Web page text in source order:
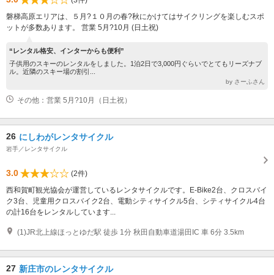
磐梯高原エリアは、５月?１０月の春?秋にかけてはサイクリングを楽しむスポ
ットが多数あります。 営業 5月?10月 (日土祝)
“レンタル格安、インターからも便利”
子供用のスキーのレンタルをしました。1泊2日で3,000円ぐらいでとてもリーズナブ
ル。近隣のスキー場の割引...
by さーふさん
その他：営業 5月?10月（日土祝）
26 にしわがレンタサイクル
岩手／レンタサイクル
3.0
(2件)
西和賀町観光協会が運営しているレンタサイクルです。E-Bike2台、クロスバイ
ク3台、児童用クロスバイク2台、電動シティサイクル5台、シティサイクル4台
の計16台をレンタルしています...
(1)JR北上線ほっとゆだ駅 徒歩 1分 秋田自動車道湯田IC 車 6分 3.5km
27 新庄市のレンタサイクル